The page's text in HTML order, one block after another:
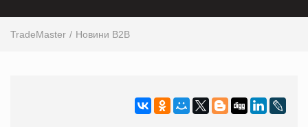
TradeMaster Новини B2B